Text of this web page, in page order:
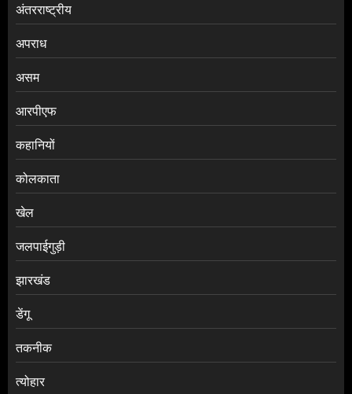
अंतरराष्ट्रीय
अपराध
असम
आरपीएफ
कहानियों
कोलकाता
खेल
जलपाईगुड़ी
झारखंड
डेंगू
तकनीक
त्योहार